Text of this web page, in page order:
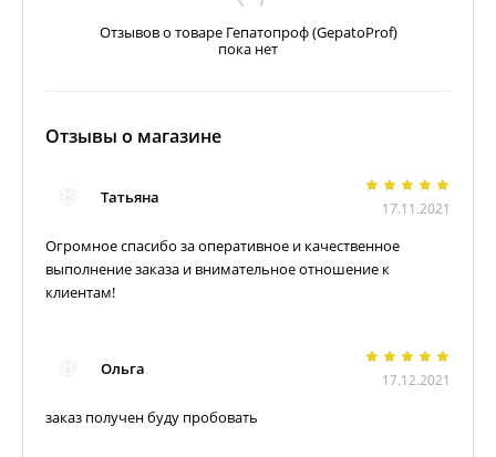
Отзывов о товаре Гепатопроф (GepatoProf)
пока нет
Отзывы о магазине
Татьяна
17.11.2021
Огромное спасибо за оперативное и качественное
выполнение заказа и внимательное отношение к
клиентам!
Ольга
17.12.2021
заказ получен буду пробовать